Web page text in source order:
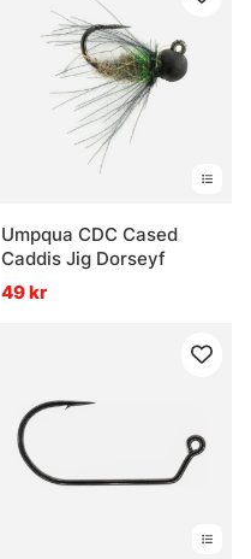
Umpqua CDC Cased
Caddis Jig Dorseyf
49 kr